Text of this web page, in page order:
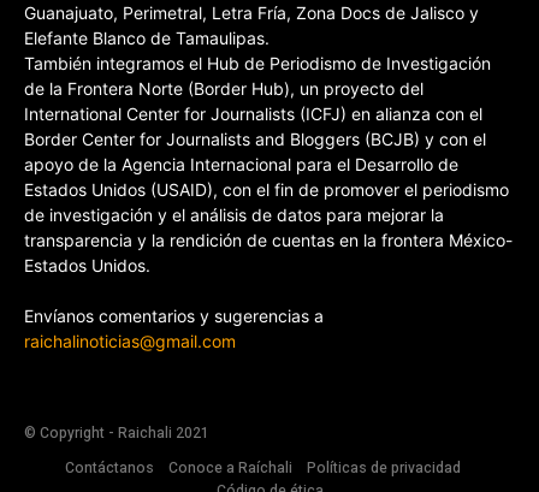
Guanajuato, Perimetral, Letra Fría, Zona Docs de Jalisco y
Elefante Blanco de Tamaulipas.
También integramos el Hub de Periodismo de Investigación
de la Frontera Norte (Border Hub), un proyecto del
International Center for Journalists (ICFJ) en alianza con el
Border Center for Journalists and Bloggers (BCJB) y con el
apoyo de la Agencia Internacional para el Desarrollo de
Estados Unidos (USAID), con el fin de promover el periodismo
de investigación y el análisis de datos para mejorar la
transparencia y la rendición de cuentas en la frontera México-
Estados Unidos.
Envíanos comentarios y sugerencias a
raichalinoticias@gmail.com
© Copyright - Raichali 2021
Contáctanos
Conoce a Raíchali
Políticas de privacidad